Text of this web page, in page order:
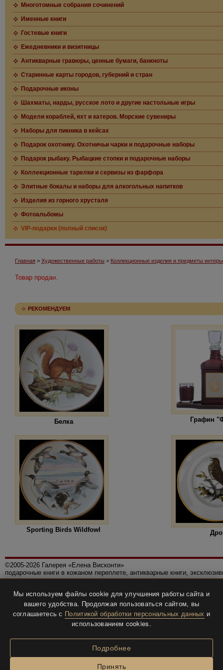
Многотомные собрания сочинений
Именные книги
Гостевые книги
Ежедневники и визитницы
Антикварные гравюры, ценные бумаги, банкноты
Старинные карты городов, губерний и стран
Подарочные иконы
Шахматы, нарды, русское лото и другие настольные игры
Модели кораблей, яхт и катеров. Морские сувениры
Наборы для пикника в кейсах
Подарок охотнику. Охотничьи чарки и подарочные наборы
Подарок рыбаку. Рыбацкие стопки и подарочные наборы
Коллекционные тарелки и сервизы из фарфора
Элитные бокалы и наборы для алкогольных напитков
Изделия из горного хрусталя
Фотоальбомы
VIP-подарки (полный список)
Главная > Художественные работы > Коллекционные изделия и предметы
Товар продан.
РЕКОМЕНДУЕМ
Белка Графин
Sporting Birds Wildfowl
©2005-2026 Галерея «Елена Висконти»
подарочные книги в кожаном переплете, антикварные книги,
Политика конфиденциальности
Все права защищены.
Разработка и дизайнBTV-info.
Мы используем файлы cookie для улучшения работы сайта и
вашего удобства. Продолжая пользоваться сайтом, вы
соглашаетесь с Политикой обработки персональных данных и
использованием cookies.
Подробнее
Принять